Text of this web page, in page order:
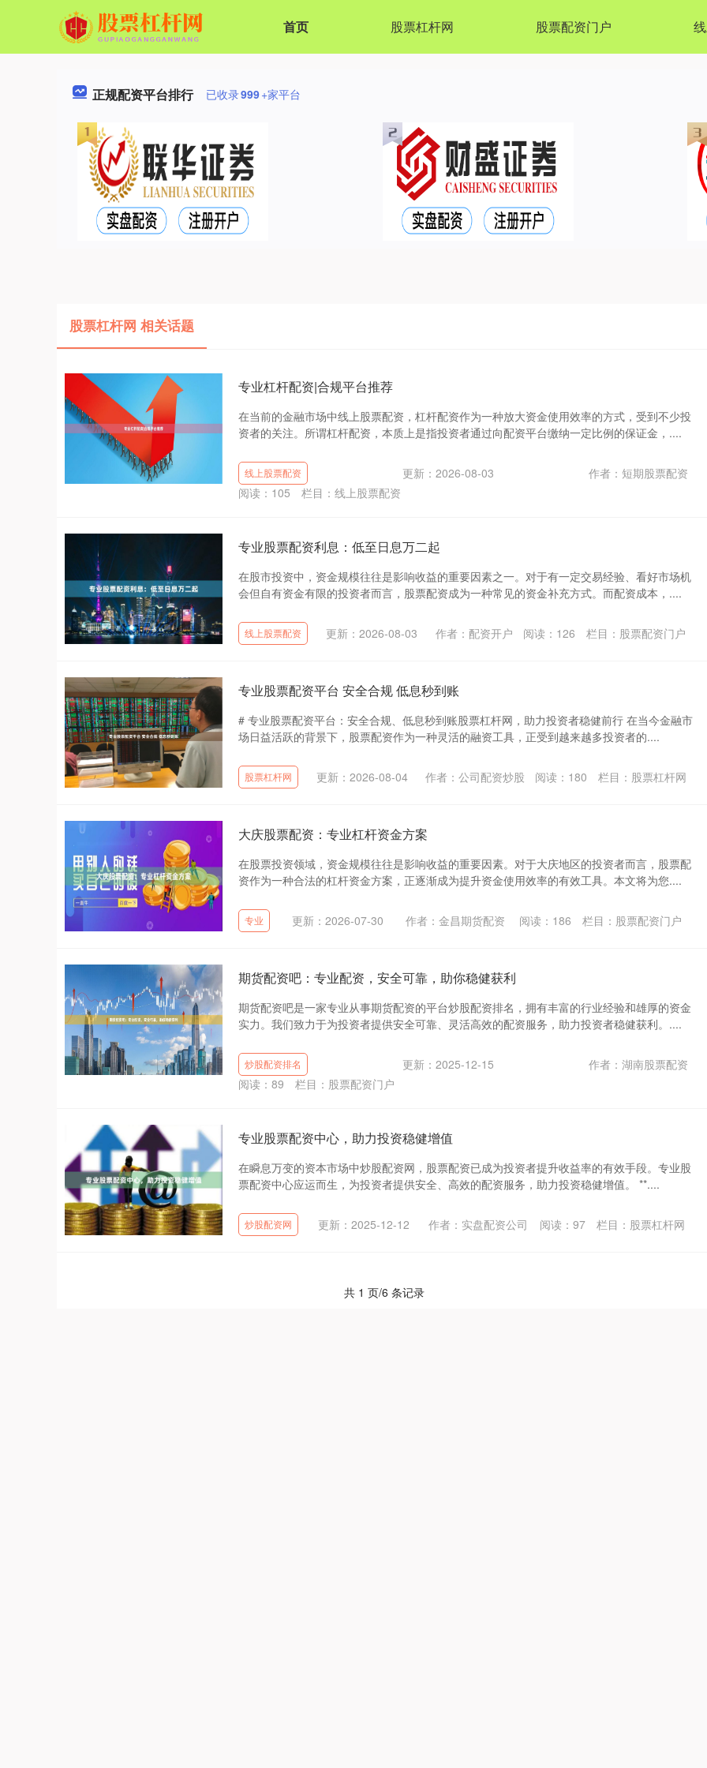
首页 股票杠杆网 股票配资门户
正规配资平台排行 已收录999+家平台
股票杠杆网 相关话题
专业杠杆配资|合规平台推荐
在当前的金融市场中线上股票配资，杠杆配资作为一种放大资金使用效率的方式，受到不少投
资者的关注。所谓杠杆配资，本质上是指投资者通过向配资平台缴纳一定比例的保证金，....
线上股票配资 更新：2026-08-03
作者：短期股票配资
阅读： 105 栏目： 线上股票配资
专业股票配资利息：低至日息万二起
在股市投资中，资金规模往往是影响收益的重要因素之一。对于有一定交易经验、看好市场机
会但自有资金有限的投资者而言，股票配资成为一种常见的资金补充方式。而配资成本，....
线上股票配资 更新：2026-08-03 作者：配资开户 阅读： 126 栏目： 股票配资门户
专业股票配资平台 安全合规 低息秒到账
# 专业股票配资平台：安全合规、低息秒到账股票杠杆网，助力投资者稳健前行 在当今金融市
场日益活跃的背景下，股票配资作为一种灵活的融资工具，正受到越来越多投资者的....
股票杠杆网 更新：2026-08-04 作者：公司配资炒股 阅读： 180 栏目： 股票杠杆网
大庆股票配资：专业杠杆资金方案
在股票投资领域，资金规模往往是影响收益的重要因素。对于大庆地区的投资者而言，股票配
资作为一种合法的杠杆资金方案，正逐渐成为提升资金使用效率的有效工具。本文将为您....
专业 更新：2026-07-30 作者：金昌期货配资 阅读： 186 栏目： 股票配资门户
期货配资吧：专业配资，安全可靠，助你稳健获利
期货配资吧是一家专业从事期货配资的平台炒股配资排名，拥有丰富的行业经验和雄厚的资金
实力。我们致力于为投资者提供安全可靠、灵活高效的配资服务，助力投资者稳健获利。....
炒股配资排名 更新：2025-12-15
作者：湖南股票配资
阅读： 89 栏目： 股票配资门户
专业股票配资中心，助力投资稳健增值
在瞬息万变的资本市场中炒股配资网，股票配资已成为投资者提升收益率的有效手段。专业股
票配资中心应运而生，为投资者提供安全、高效的配资服务，助力投资稳健增值。 **....
炒股配资网 更新：2025-12-12 作者：实盘配资公司 阅读： 97 栏目： 股票杠杆网
共 1 页/6 条记录